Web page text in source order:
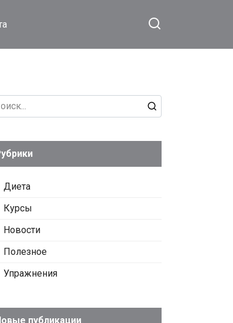
Диета
Курсы
Новости
Полезное
Упражнения
публикации